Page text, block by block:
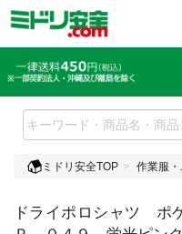
ミドリ安全TOP 作業服
ドライポロシャツ ポ